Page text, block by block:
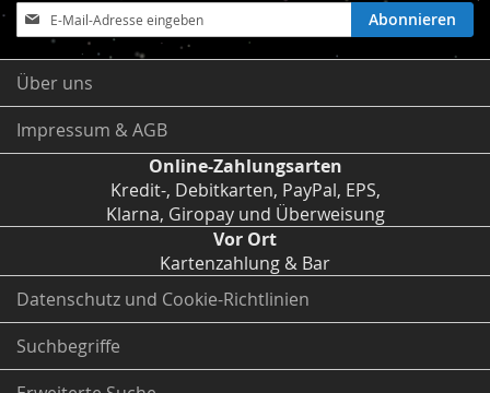
Anmeldung
zum
Newsletter:
Abonnieren
Über uns
Impressum & AGB
Online-Zahlungsarten
Kredit-, Debitkarten, PayPal, EPS,
Klarna, Giropay und Überweisung
Vor Ort
Kartenzahlung & Bar
Datenschutz und Cookie-Richtlinien
Suchbegriffe